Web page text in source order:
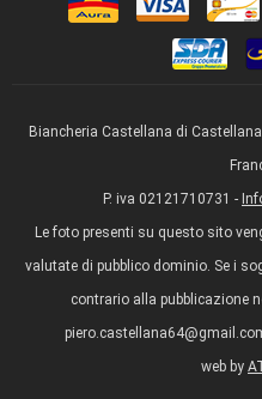
Biancheria Castellana di
P. iva 02121710731 -
Le foto presenti su questo sito
valutate di pubblico dominio. Se i
contrario alla pubblicazione
web by